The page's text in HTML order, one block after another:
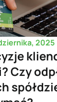
2025
Czy